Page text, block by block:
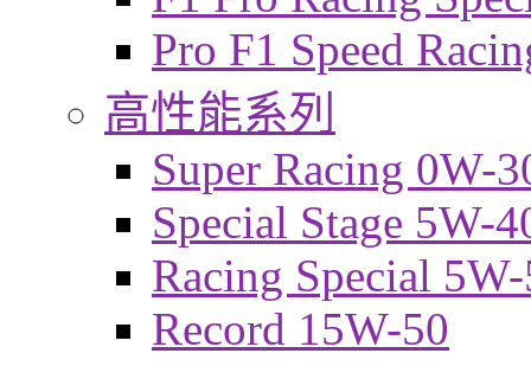
Pro F1 Speed
高性能系列
Super Racing 0W-
Special Stage 5W-
Racing Special
Record 15W-50